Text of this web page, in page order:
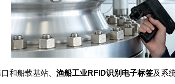
和船载基站、 渔船工业RFID识别电子标签及系